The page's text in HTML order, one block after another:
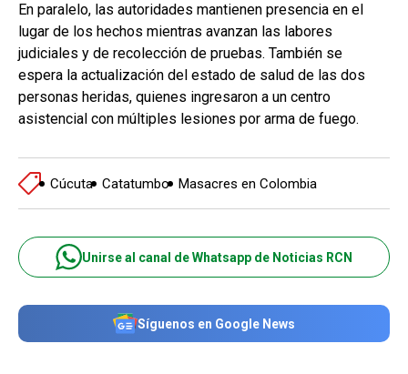
En paralelo, las autoridades mantienen presencia en el
lugar de los hechos mientras avanzan las labores
judiciales y de recolección de pruebas. También se
espera la actualización del estado de salud de las dos
personas heridas, quienes ingresaron a un centro
asistencial con múltiples lesiones por arma de fuego.
Cúcuta Catatumbo Masacres en Colombia
Unirse al canal de Whatsapp de Noticias RCN
Síguenos en Google News